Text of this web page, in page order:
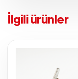
İlgili ürünler